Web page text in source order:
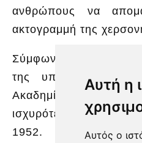
Αυτή η
Αυτός ο
ανθρώπους να
ακτογραμμή της
Σύμφωνα με το
της υπηρεσίας
Ακαδημίας
ισχυρότερος που
1952.